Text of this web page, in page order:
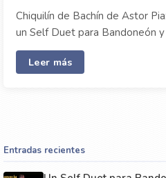
Chiquilín de Bachín de Astor
un Self Duet para Bandoneón y
Leer más
Entradas recientes